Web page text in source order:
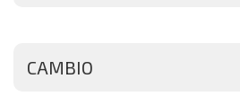
CAMBIO